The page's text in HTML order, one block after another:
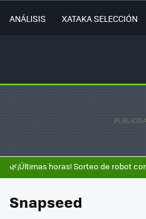
ANÁLISIS XATAKA SELECCIÓN
🌿¡Últimas horas! Sorteo de robot
Snapseed